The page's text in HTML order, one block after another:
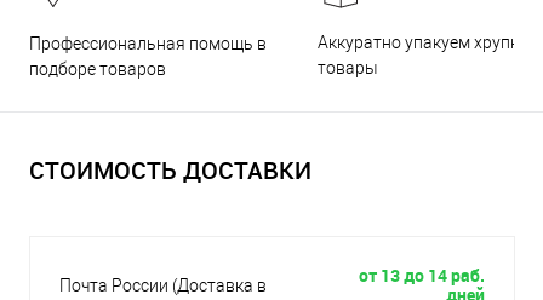
Профессиональная помощь в
подборе товаров
Аккуратно упакуем хрупкие
товары
СТОИМОСТЬ ДОСТАВКИ
Почта России (Доставка в
от 13 до 14 раб.
дней